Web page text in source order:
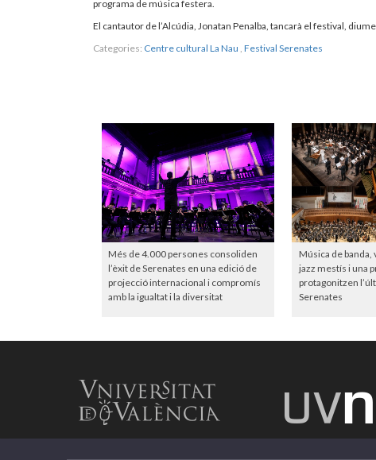
programa de música festera.
El cantautor de l’Alcúdia, Jonatan Penalba, tancarà el festival,
Categories: Centre cultural La Nau Festival Serenates
Més de 4.000 persones consoliden
l’èxit de Serenates en una edició de
projecció internacional i compromís
amb la igualtat i la diversitat
Música de banda,
jazz mestís i una
protagonitzen
Serenates